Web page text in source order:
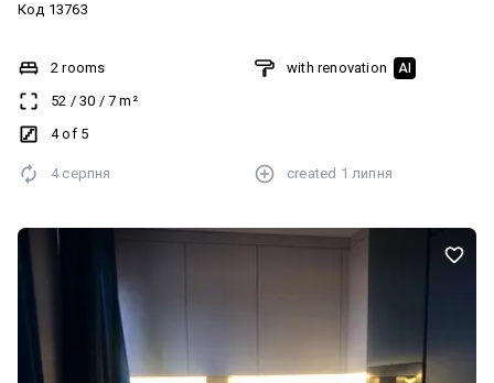
Код 13763
2 rooms
52 / 30 / 7 m²
4 of 5
with renovation AI
4 серпня created 1 липня